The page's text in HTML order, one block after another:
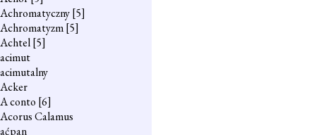
Achromatyczny[5]
Achromatyzm[5]
Achtel[5]
acimut
acimutalny
Acker
A conto [6]
Acorus Calamus
aćpan